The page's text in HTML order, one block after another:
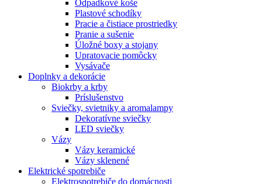
Odpadkové koše
Plastové schodíky
Pracie a čistiace prostriedky
Pranie a sušenie
Úložné boxy a stojany
Upratovacie pomôcky
Vysávače
Doplnky a dekorácie
Biokrby a krby
Príslušenstvo
Sviečky, svietniky a aromalampy
Dekoratívne sviečky
LED sviečky
Vázy
Vázy keramické
Vázy sklenené
Elektrické spotrebiče
Elektrospotrebiče do domácnosti